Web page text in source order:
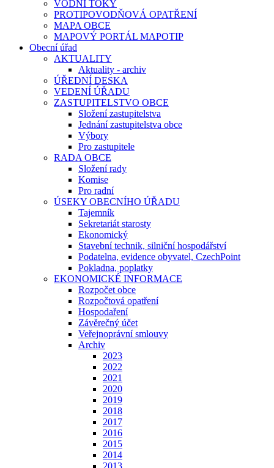
VODNÍ TOKY
PROTIPOVODŇOVÁ OPATŘENÍ
MAPA OBCE
MAPOVÝ PORTÁL MAPOTIP
Obecní úřad
AKTUALITY
Aktuality - archiv
ÚŘEDNÍ DESKA
VEDENÍ ÚŘADU
ZASTUPITELSTVO OBCE
Složení zastupitelstva
Jednání zastupitelstva obce
Výbory
Pro zastupitele
RADA OBCE
Složení rady
Komise
Pro radní
ÚSEKY OBECNÍHO ÚŘADU
Tajemník
Sekretariát starosty
Ekonomický
Stavební technik, silniční hospodářství
Podatelna, evidence obyvatel, CzechPoint
Pokladna, poplatky
EKONOMICKÉ INFORMACE
Rozpočet obce
Rozpočtová opatření
Hospodaření
Závěrečný účet
Veřejnoprávní smlouvy
Archiv
2023
2022
2021
2020
2019
2018
2017
2016
2015
2014
2013